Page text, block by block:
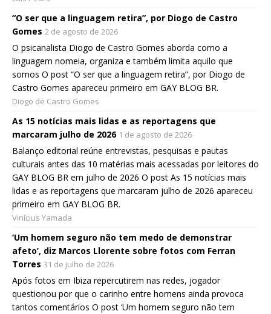
“O ser que a linguagem retira”, por Diogo de Castro
Gomes 2 de agosto de 2026
O psicanalista Diogo de Castro Gomes aborda como a
linguagem nomeia, organiza e também limita aquilo que
somos O post “O ser que a linguagem retira”, por Diogo de
Castro Gomes apareceu primeiro em GAY BLOG BR.
Diogo de Castro Gomes
As 15 notícias mais lidas e as reportagens que
marcaram julho de 2026 1 de agosto de 2026
Balanço editorial reúne entrevistas, pesquisas e pautas
culturais antes das 10 matérias mais acessadas por leitores do
GAY BLOG BR em julho de 2026 O post As 15 notícias mais
lidas e as reportagens que marcaram julho de 2026 apareceu
primeiro em GAY BLOG BR.
Vinícius Yamada
‘Um homem seguro não tem medo de demonstrar
afeto’, diz Marcos Llorente sobre fotos com Ferran
Torres 31 de julho de 2026
Após fotos em Ibiza repercutirem nas redes, jogador
questionou por que o carinho entre homens ainda provoca
tantos comentários O post ‘Um homem seguro não tem